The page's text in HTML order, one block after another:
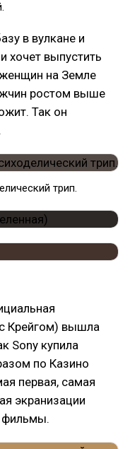
в вулкане и
хочет выпустить
женщин на Земле
ростом выше
Так он
трип.
с Крейгом) вышла
Sony купила
по Казино
первая, самая
экранизации
фильмы.